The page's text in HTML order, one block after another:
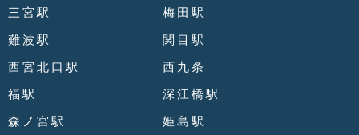
三宮駅
梅田駅
難波駅
関目駅
西宮北口駅
西九条
福駅
深江橋駅
森ノ宮駅
姫島駅